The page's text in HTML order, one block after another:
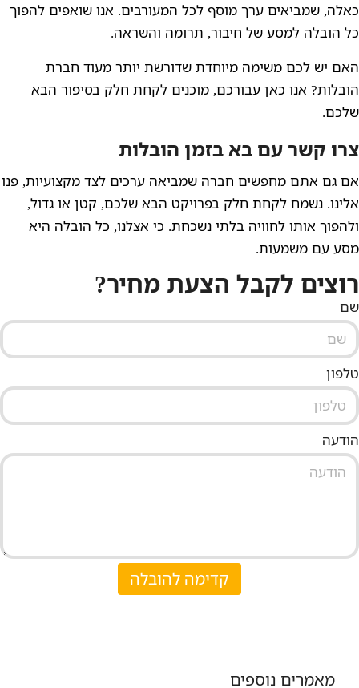
כאלה, שמביאים ערך מוסף לכל המעורבים. אנו שואפים להפוך
כל הובלה למסע של חיבור, תרומה והשראה.
האם יש לכם משימה מיוחדת שדורשת יותר מעוד חברת
הובלות? אנו כאן עבורכם, מוכנים לקחת חלק בסיפור הבא
שלכם.
צרו קשר עם בא בזמן הובלות
אם גם אתם מחפשים חברה שמביאה ערכים לצד מקצועיות, פנו
אלינו. נשמח לקחת חלק בפרויקט הבא שלכם, קטן או גדול,
ולהפוך אותו לחוויה בלתי נשכחת. כי אצלנו, כל הובלה היא
מסע עם משמעות.
רוצים לקבל הצעת מחיר?
שם
טלפון
הודעה
קדימה להובלה
מאמרים נוספים